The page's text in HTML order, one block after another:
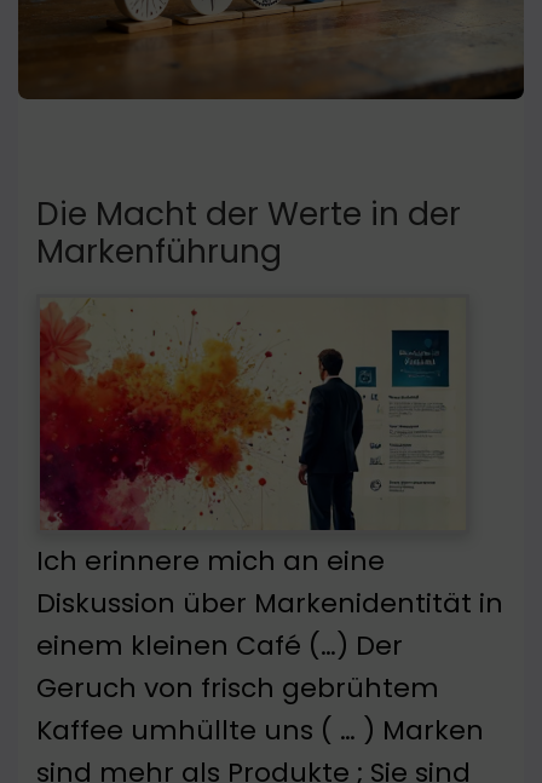
Die Macht der Werte in der
Markenführung
Ich erinnere mich an eine
Diskussion über Markenidentität in
einem kleinen Café (…) Der
Geruch von frisch gebrühtem
Kaffee umhüllte uns ( … ) Marken
sind mehr als Produkte ; Sie sind